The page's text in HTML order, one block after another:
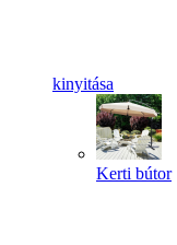
kinyitása
Kerti bútor